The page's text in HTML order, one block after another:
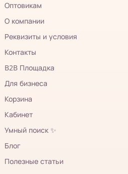
Оптовикам
О компании
Реквизиты и условия
Контакты
B2B Площадка
Для бизнеса
Корзина
Кабинет
Умный поиск ✨
Блог
Полезные статьи